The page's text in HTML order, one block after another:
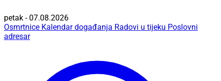
petak - 07.08.2026
Osmrtnice Kalendar događanja Radovi u tijeku Poslovni
adresar